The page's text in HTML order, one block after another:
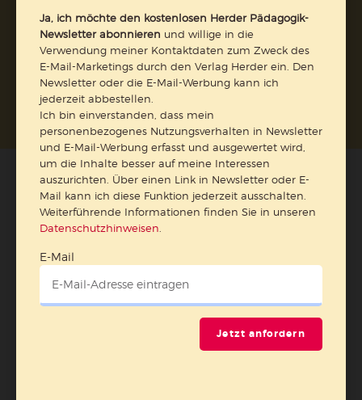
Nach oben
Ja, ich möchte den kostenlosen Herder Pädagogik-
Newsletter abonnieren und willige in die
Verwendung meiner Kontaktdaten zum Zweck des
E-Mail-Marketings durch den Verlag Herder ein. Den
Newsletter oder die E-Mail-Werbung kann ich
jederzeit abbestellen.
Ich bin einverstanden, dass mein
personenbezogenes Nutzungsverhalten in Newsletter
und E-Mail-Werbung erfasst und ausgewertet wird,
um die Inhalte besser auf meine Interessen
auszurichten. Über einen Link in Newsletter oder E-
Mail kann ich diese Funktion jederzeit ausschalten.
Weiterführende Informationen finden Sie in unseren
Datenschutzhinweisen
E-Mail
Jetzt anfordern